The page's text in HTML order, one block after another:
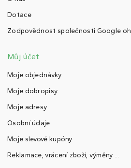
Dotace
Zodpovědnost společnosti Google
Můj účet
Moje objednávky
Moje dobropisy
Moje adresy
Osobní údaje
Moje slevové kupóny
Reklamace, vrácení zboží, výměny ...